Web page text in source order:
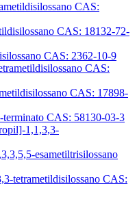
CAS:
CAS: 18132-72-
CAS: 2362-10-9
CAS:
CAS: 17898-
CAS: 58130-03-3
1,1,3,3-
esametiltrisilossano
tetrametildisilossano CAS: